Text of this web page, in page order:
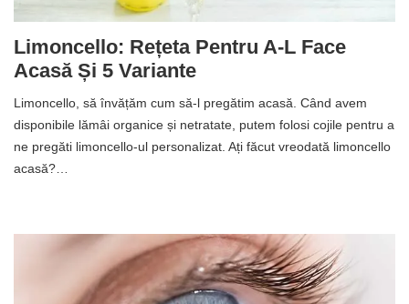
Limoncello: Rețeta Pentru A-L Face
Acasă Și 5 Variante
Limoncello, să învățăm cum să-l pregătim acasă. Când avem
disponibile lămâi organice și netratate, putem folosi cojile pentru a
ne pregăti limoncello-ul personalizat. Ați făcut vreodată limoncello
acasă?…